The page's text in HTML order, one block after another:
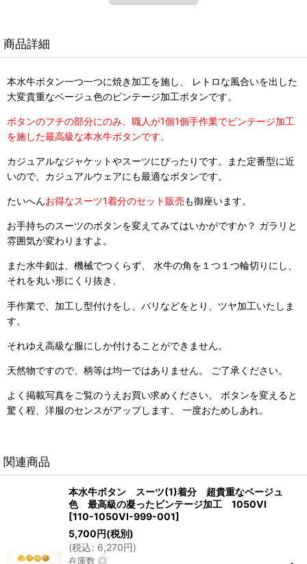
商品詳細
本水牛ボタン一つ一つに焼き加工を施し、 レトロな風合いを出した
大変貴重なベージュ色のビンテージ加工ボタンです。
ボタンのフチの部分にのみ、職人が1個1個手作業でビンテージ加工
を施した最高級な本水牛ボタンです。
カジュアルなジャケットやスーツにぴったりです。また定番型に近
いので、カジュアルウェアにも最適なボタンです。
たいへんお得なスーツ1着分のセット販売も御座います。
お手持ちのスーツのボタンを変えてみてはいかがですか？ ガラリと
雰囲気が変わりますよ。
また水牛釦は、機械でつくらず、 水牛の角を１つ１つ輪切りにし、
それを丸い形にくり抜き、
手作業で、加工し型付けをし、バリなどをとり、ツヤ加工いたしま
す。
それゆえ高級な服にしか付けることができません。
天然物ですので、柄等は均一ではありません。 ご了承ください。
よく掲載写真をご覧のうえお買い求めください。 ボタンを変えると
驚く程、洋服のセンスがアップします。 一度おためしあれ。
関連商品
本水牛ボタン スーツ(1)着分 超貴重なベージュ
色 最高級の凝ったビンテージ加工 1050VI
[110-1050VI-999-001]
5,700円(税別)
(税込: 6,270円)
在庫数 ◎